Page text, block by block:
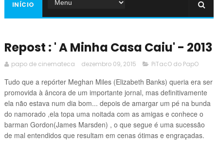
INÍCIO
Repost : ' A Minha Casa Caiu' - 2013
papo de cinemateca dezembro 09, 2015 PiTacO do PapO
Tudo que a repórter Meghan Miles (Elizabeth Banks) queria era ser
promovida à âncora de um importante jornal, mas definitivamente
ela não estava num dia bom... depois de amargar um pé na bunda
do namorado ,ela topa uma noitada com as amigas e conhece o
barman Gordon(James Marsden) , o que segue é uma sucessão
de mal entendidos que resultam em cenas ótimas e engraçadas.